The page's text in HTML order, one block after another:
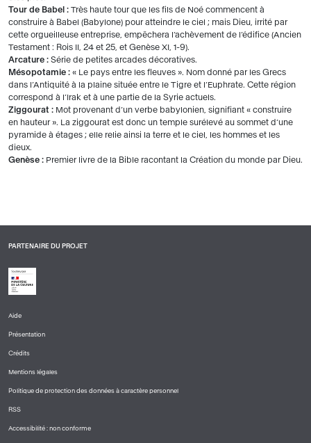
Tour de Babel : Très haute tour que les fils de Noé commencent à
construire à Babel (Babylone) pour atteindre le ciel ; mais Dieu, irrité par
cette orgueilleuse entreprise, empêchera l’achèvement de l’édifice (Ancien
Testament : Rois II, 24 et 25, et Genèse XI, 1-9).
Arcature : Série de petites arcades décoratives.
Mésopotamie : « Le pays entre les fleuves ». Nom donné par les Grecs
dans l’Antiquité à la plaine située entre le Tigre et l’Euphrate. Cette région
correspond à l’Irak et à une partie de la Syrie actuels.
Ziggourat : Mot provenant d’un verbe babylonien, signifiant « construire
en hauteur ». La ziggourat est donc un temple surélevé au sommet d’une
pyramide à étages ; elle relie ainsi la terre et le ciel, les hommes et les
dieux.
Genèse : Premier livre de la Bible racontant la Création du monde par Dieu.
PARTENAIRE DU PROJET
DE
PAGE
1
Aide
Présentation
Crédits
Mentions légales
Politique de protection des données à caractère personnel
RSS
Accessibilité : non conforme